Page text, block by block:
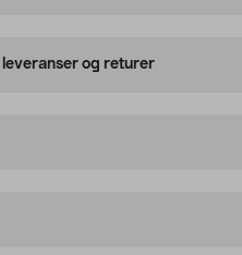
og returer